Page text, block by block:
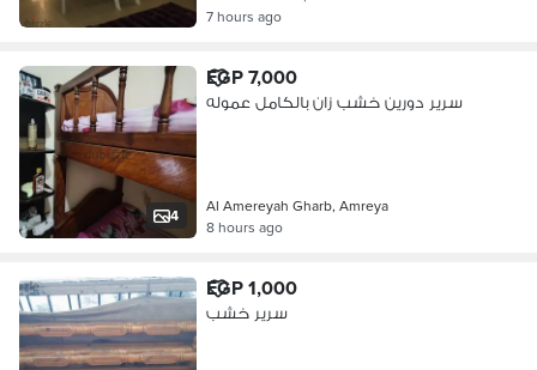
7 hours ago
4
EGP 7,000
سرير دورين خشب زان بالكامل عموله
Al Amereyah Gharb, Amreya
8 hours ago
EGP 1,000
سرير خشب